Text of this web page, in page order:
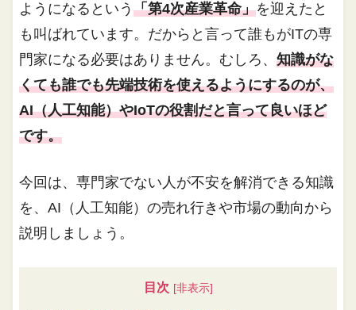
ようになるという「第4次産業革命」を迎えたと
も叫ばれています。だからと言って誰もがITの専
門家になる必要はありません。むしろ、知識がな
くても誰でも先端技術を使えるようにするのが、
AI（人工知能）やIoTの役割だと言って良いほど
です。
今回は、専門家でない人が不安を解消できる知識
を、AI（人工知能）の売れ行きや市場の動向から
説明しましょう。
目次